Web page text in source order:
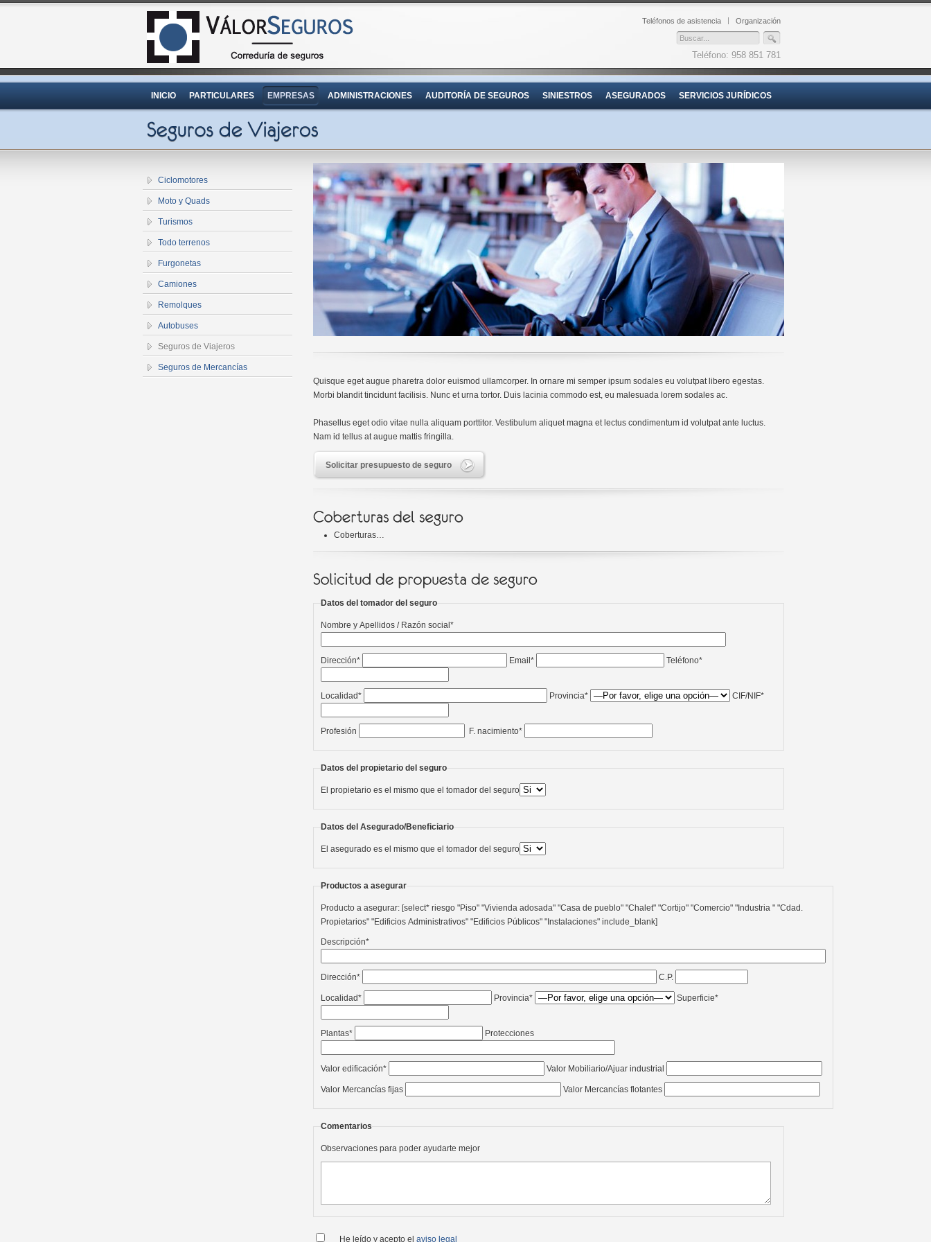
Teléfonos de asistencia Organización
Teléfono: 958 851 781
INICIO PARTICULARES EMPRESAS ADMINISTRACIONES AUDITORÍA DE SEGUROS SINIESTROS ASEGURADOS SERVICIOS JURÍDICOS
Quisque eget augue pharetra dolor euismod ullamcorper. In ornare mi semper ipsum sodales eu volutpat libero egestas.
Morbi blandit tincidunt facilisis. Nunc et urna tortor. Duis lacinia commodo est, eu malesuada lorem sodales ac.
Phasellus eget odio vitae nulla aliquam porttitor. Vestibulum aliquet magna et lectus condimentum id volutpat ante luctus.
Nam id tellus at augue mattis fringilla.
Solicitar presupuesto de seguro
Coberturas…
Datos del tomador del seguro
Nombre y Apellidos / Razón social*
Dirección* Email* Teléfono*
Localidad* Provincia* CIF/NIF*
Profesión F. nacimiento*
Datos del propietario del seguro
El propietario es el mismo que el tomador del seguro
Datos del Asegurado/Beneficiario
El asegurado es el mismo que el tomador del seguro
Productos a asegurar
Producto a asegurar: [select* riesgo "Piso" "Vivienda adosada" "Casa de pueblo" "Chalet" "Cortijo" "Comercio" "Industria " "Cdad.
Propietarios" "Edificios Administrativos" "Edificios Públicos" "Instalaciones" include_blank]
Descripción*
Dirección* C.P.
Localidad* Provincia* Superficie*
Plantas* Protecciones
Valor edificación* Valor Mobiliario/Ajuar industrial
Valor Mercancías fijas Valor Mercancías flotantes
Comentarios
Observaciones para poder ayudarte mejor
He leído y acepto el aviso legal
Ciclomotores
Moto y Quads
Turismos
Todo terrenos
Furgonetas
Camiones
Remolques
Autobuses
Seguros de Viajeros
Seguros de Mercancías